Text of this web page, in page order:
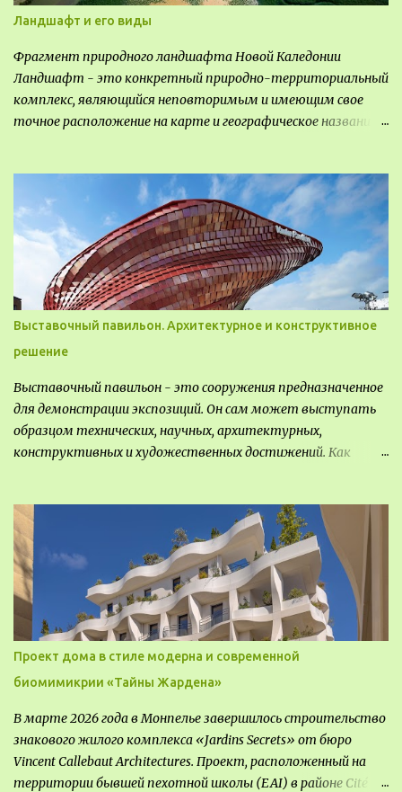
Ландшафт и его виды
Фрагмент природного ландшафта Новой Каледонии
Ландшафт - это конкретный природно-территориальный
комплекс, являющийся неповторимым и имеющим свое
точное расположение на карте и географическое название.
видом деятельность происходящей на них. Одни
используют в качестве выращивания агрокультур. Другие
для строительства населенных пунктов и т.д.
Выставочный павильон. Архитектурное и конструктивное
решение
Выставочный павильон - это сооружения предназначенное
для демонстрации экспозиций. Он сам может выступать
образцом технических, научных, архитектурных,
конструктивных и художественных достижений. Как
универсальные тематические временные постоянные
передвижные стационарные Назначение выставочных
павильонов - показ экспозиции, с целью информации,
пропаганды, рекламы, внедрения новых технологий, обмен
опытом, привлечения внимания и т.д.
Проект дома в стиле модерна и современной
биомимикрии «Тайны Жардена»
В марте 2026 года в Монпелье завершилось строительство
знакового жилого комплекса «Jardins Secrets» от бюро
Vincent Callebaut Architectures. Проект, расположенный на
территории бывшей пехотной школы (EAI) в районе Cité